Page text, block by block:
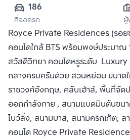
186
ที่จอดรถ ผู้
Royce Private Residences (รอยซ์
คอนโดใกล้ BTS พร้อมพงษ์ประมาณ
สวัสดีวิทยา คอนโดหรูระดับ Luxury
กลางครบครันด้วย สวนหย่อม ขนาด
ราชวงศ์อังกฤษ, คลับเฮ้าส์, พื้นที่จัดป
ออกกำลังกาย , สนามแบดมินตันขนา
โบว์ลิ่ง, สนามบาส, สนามคริกเก็ต, ลา
คอนโด Royce Private